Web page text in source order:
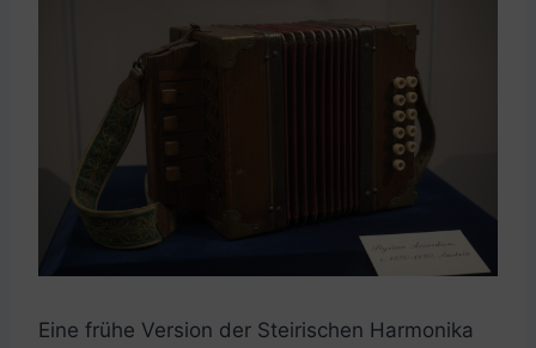
Eine frühe Version der Steirischen Harmonika